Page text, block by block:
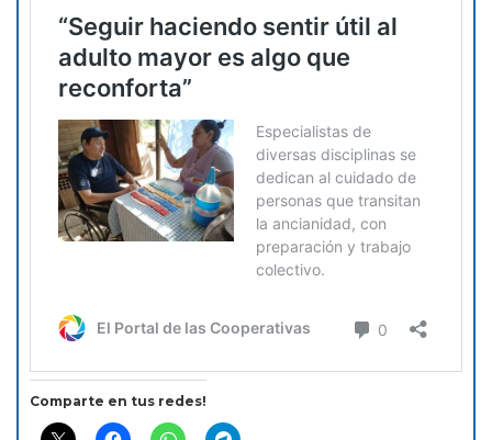
Comparte en tus redes!